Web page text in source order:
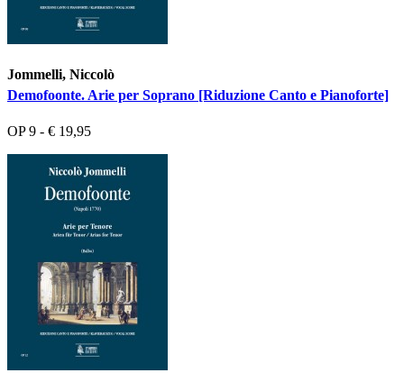
Jommelli, Niccolò
Demofoonte. Arie per Soprano [Riduzione Canto e Pianoforte]
OP 9 - € 19,95